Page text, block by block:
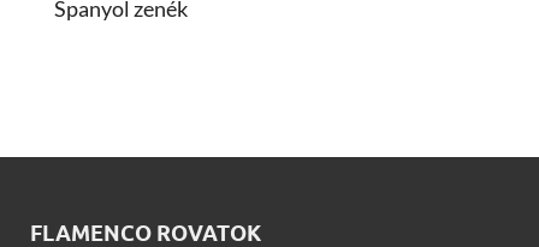
Spanyol zenék
FLAMENCO ROVATOK